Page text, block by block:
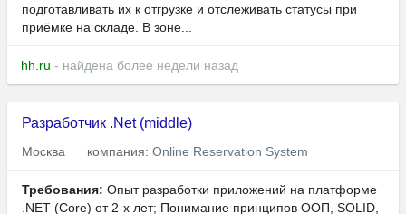
подготавливать их к отгрузке и отслеживать статусы при
приёмке на складе. В зоне...
hh.ru - найдена более недели назад
Разработчик .Net (middle)
Москва компания: Online Reservation System
Требования: Опыт разработки приложений на платформе
.NET (Core) от 2-х лет; Понимание принципов ООП, SOLID,